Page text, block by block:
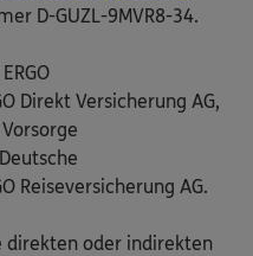
D-GUZL-9MVR8-34.
Direkt Versicherung AG,
Vorsorge
Reiseversicherung AG.
direkten oder indirekten